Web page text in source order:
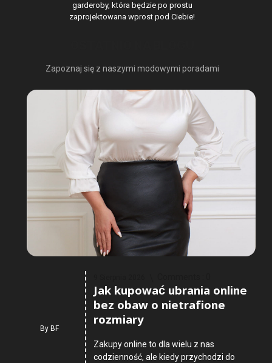
garderoby, która będzie po prostu
zaprojektowana wprost pod Ciebie!
Zapoznaj się z naszymi modowymi poradami
ByBF
Jak kupować ubrania online
bez obaw o nietrafione
rozmiary
Zakupy online to dla wielu z nas
codzienność, ale kiedy przychodzi do